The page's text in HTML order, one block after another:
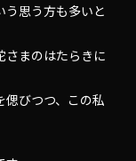
う思う方も多いと
さまのはたらきに
びつつ、この私